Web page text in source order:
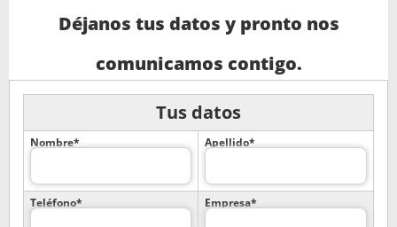
Déjanos tus datos y pronto nos
comunicamos contigo.
Tus datos
Nombre* Apellido*
Teléfono* Empresa*